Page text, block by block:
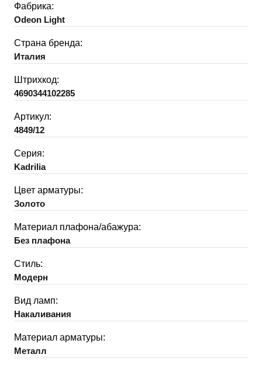
Фабрика:
Odeon Light
Страна бренда:
Италия
Штрихкод:
4690344102285
Артикул:
4849/12
Серия:
Kadrilia
Цвет арматуры:
Золото
Материал плафона/абажура:
Без плафона
Стиль:
Модерн
Вид ламп:
Накаливания
Материал арматуры:
Металл